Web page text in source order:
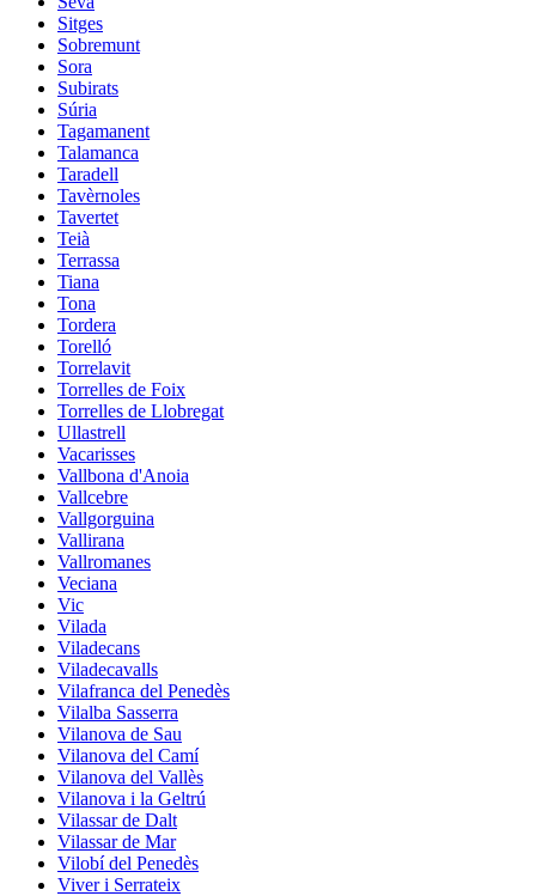
Sitges
Sobremunt
Sora
Subirats
Súria
Tagamanent
Talamanca
Taradell
Tavèrnoles
Tavertet
Teià
Terrassa
Tiana
Tona
Tordera
Torelló
Torrelavit
Torrelles de Foix
Torrelles de Llobregat
Ullastrell
Vacarisses
Vallbona d'Anoia
Vallcebre
Vallgorguina
Vallirana
Vallromanes
Veciana
Vic
Vilada
Viladecans
Viladecavalls
Vilafranca del Penedès
Vilalba Sasserra
Vilanova de Sau
Vilanova del Camí
Vilanova del Vallès
Vilanova i la Geltrú
Vilassar de Dalt
Vilassar de Mar
Vilobí del Penedès
Viver i Serrateix